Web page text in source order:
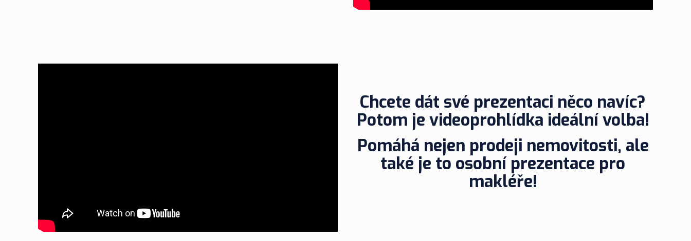
Chcete dát své prezentaci něco navíc?
Potom je videoprohlídka ideální volba!
Pomáhá nejen prodeji nemovitosti, ale
také je to osobní prezentace pro
makléře!